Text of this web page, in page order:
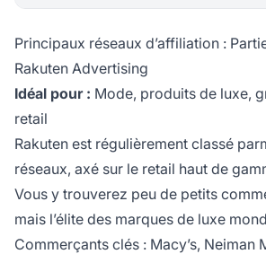
Principaux réseaux d’affiliation :
Rakuten Advertising
Idéal pour : Mode, produits de luxe,
retail
Rakuten est régulièrement classé
réseaux, axé sur le retail haut de
Vous y trouverez peu de petits
mais l’élite des marques de luxe
Commerçants clés : Macy’s, Neiman